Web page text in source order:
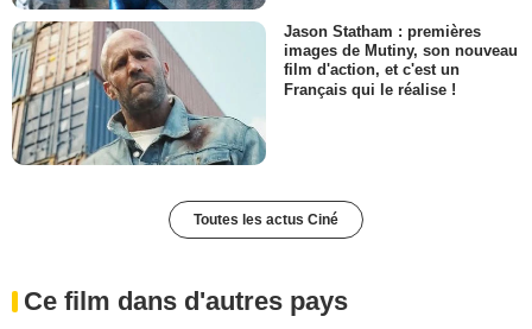
Jason Statham : premières
images de Mutiny, son nouveau
film d'action, et c'est un
Français qui le réalise !
Toutes les actus Ciné
Ce film dans d'autres pays